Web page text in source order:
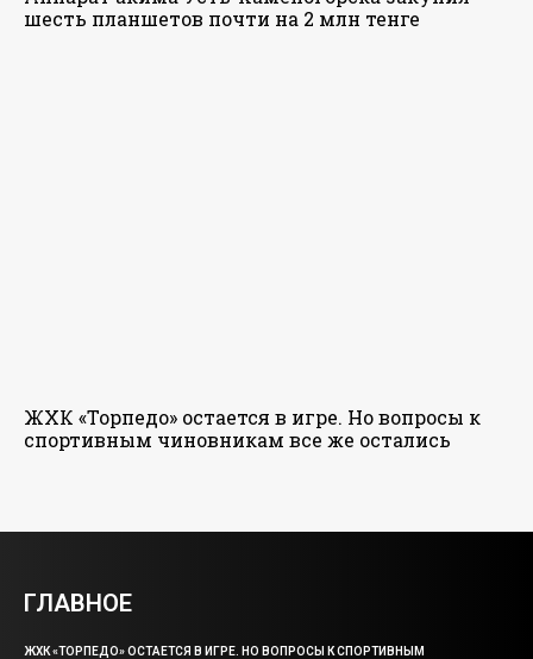
шесть планшетов почти на 2 млн тенге
ЖХК «Торпедо» остается в игре. Но вопросы к
спортивным чиновникам все же остались
ГЛАВНОЕ
ЖХК «ТОРПЕДО» ОСТАЕТСЯ В ИГРЕ. НО ВОПРОСЫ К СПОРТИВНЫМ